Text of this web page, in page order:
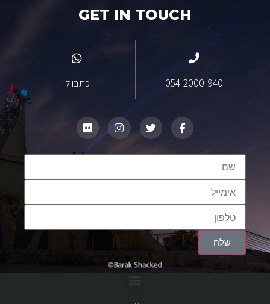
GET IN TOUCH
054-2000-940 כתבו לי
שלח